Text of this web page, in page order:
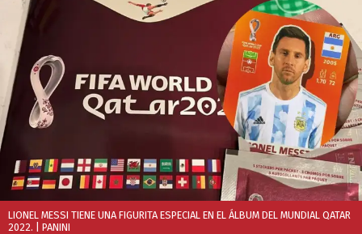
LIONEL MESSI TIENE UNA FIGURITA ESPECIAL EN EL ÁLBUM DEL MUNDIAL QATAR
2022. | PANINI